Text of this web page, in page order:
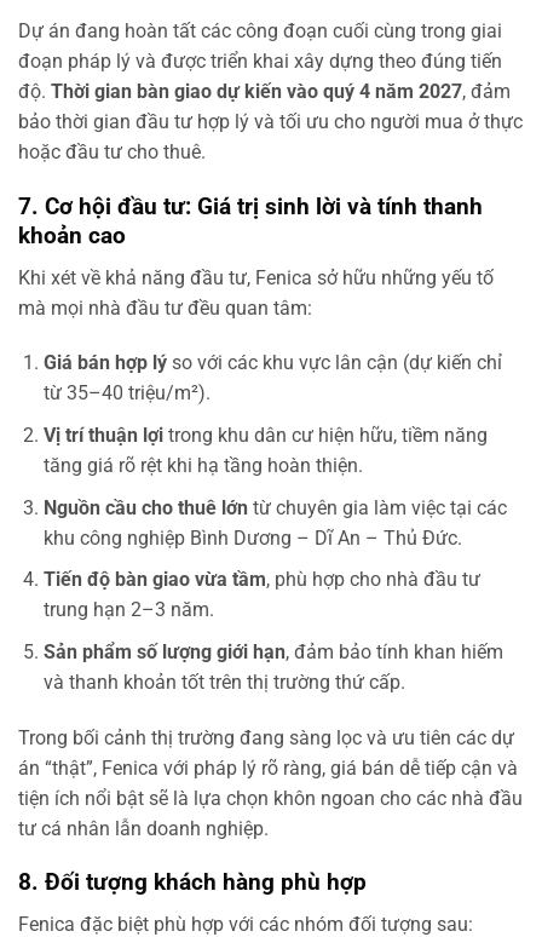
Dự án đang hoàn tất các công đoạn cuối cùng trong giai
đoạn pháp lý và được triển khai xây dựng theo đúng tiến
độ. Thời gian bàn giao dự kiến vào quý 4 năm 2027, đảm
bảo thời gian đầu tư hợp lý và tối ưu cho người mua ở thực
hoặc đầu tư cho thuê.
7. Cơ hội đầu tư: Giá trị sinh lời và tính thanh
khoản cao
Khi xét về khả năng đầu tư, Fenica sở hữu những yếu tố
mà mọi nhà đầu tư đều quan tâm:
Giá bán hợp lýso với các khu vực lân cận (dự kiến chỉ
từ 35–40 triệu/m²).
Vị trí thuận lợitrong khu dân cư hiện hữu, tiềm năng
tăng giá rõ rệt khi hạ tầng hoàn thiện.
Nguồn cầu cho thuê lớn từ chuyên gia làm việc tại các
khu công nghiệp Bình Dương – Dĩ An – Thủ Đức.
Tiến độ bàn giao vừa tầm, phù hợp cho nhà đầu tư
trung hạn 2–3 năm.
Sản phẩm số lượng giới hạn, đảm bảo tính khan hiếm
và thanh khoản tốt trên thị trường thứ cấp.
Trong bối cảnh thị trường đang sàng lọc và ưu tiên các dự
án “thật”, Fenica với pháp lý rõ ràng, giá bán dễ tiếp cận và
tiện ích nổi bật sẽ là lựa chọn khôn ngoan cho các nhà đầu
tư cá nhân lẫn doanh nghiệp.
8. Đối tượng khách hàng phù hợp
Fenica đặc biệt phù hợp với các nhóm đối tượng sau: